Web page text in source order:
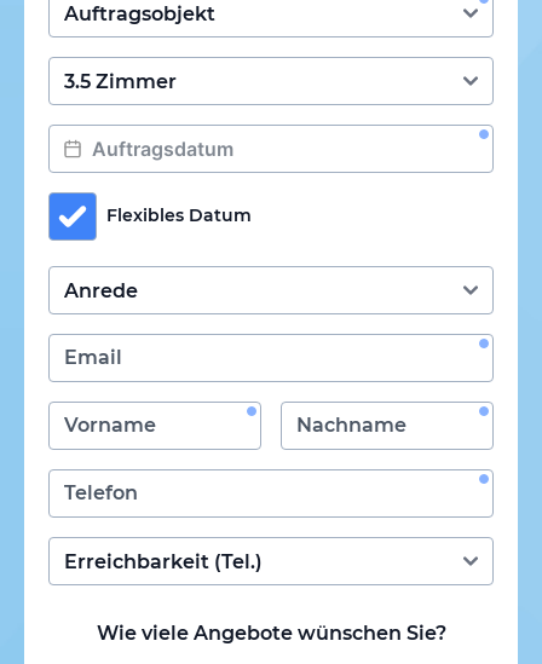
Flexibles Datum
Wie viele Angebote wünschen Sie?